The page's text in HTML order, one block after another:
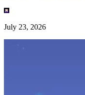
July 23, 2026